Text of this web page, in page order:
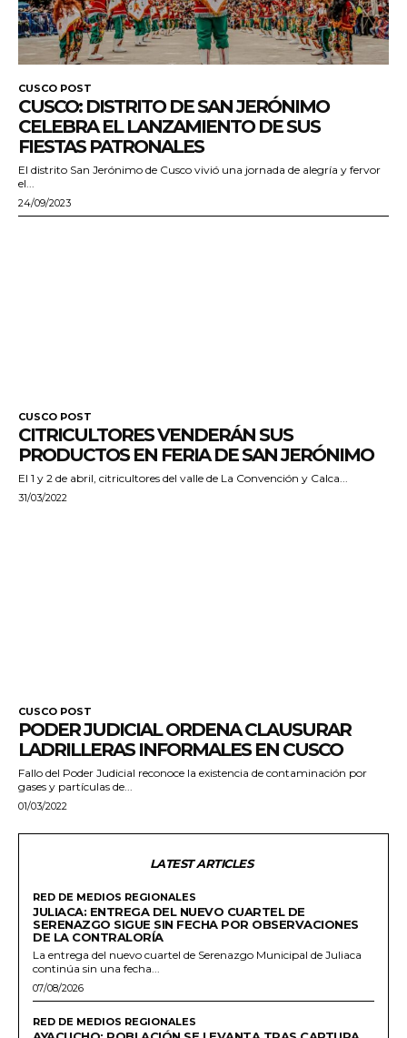
CUSCO POST
CUSCO: DISTRITO DE SAN JERÓNIMO
CELEBRA EL LANZAMIENTO DE SUS
FIESTAS PATRONALES
El distrito San Jerónimo de Cusco vivió una jornada de alegría y fervor
el...
24/09/2023
CUSCO POST
CITRICULTORES VENDERÁN SUS
PRODUCTOS EN FERIA DE SAN JERÓNIMO
El 1 y 2 de abril, citricultores del valle de La Convención y Calca...
31/03/2022
CUSCO POST
PODER JUDICIAL ORDENA CLAUSURAR
LADRILLERAS INFORMALES EN CUSCO
Fallo del Poder Judicial reconoce la existencia de contaminación por
gases y partículas de...
01/03/2022
LATEST ARTICLES
RED DE MEDIOS REGIONALES
JULIACA: ENTREGA DEL NUEVO CUARTEL DE
SERENAZGO SIGUE SIN FECHA POR OBSERVACIONES
DE LA CONTRALORÍA
La entrega del nuevo cuartel de Serenazgo Municipal de Juliaca
continúa sin una fecha...
07/08/2026
RED DE MEDIOS REGIONALES